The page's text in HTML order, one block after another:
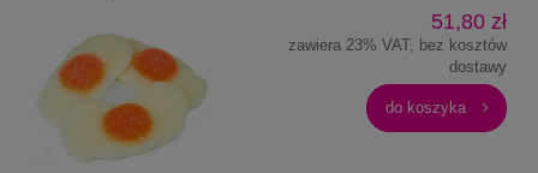
51,80 zł
zawiera 23% VAT, bez kosztów
dostawy
do koszyka